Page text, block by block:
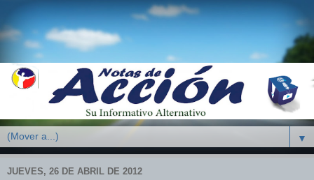
▼
JUEVES, 26 DE ABRIL DE 2012